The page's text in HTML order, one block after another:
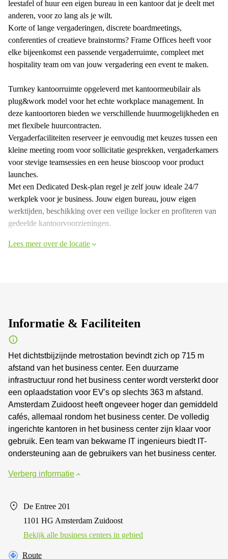
leestafel of huur een eigen bureau in een kantoor dat je deelt met
anderen, voor zo lang als je wilt.
Korte of lange vergaderingen, discrete boardmeetings,
conferenties of creatieve brainstorms? Frame Offices heeft voor
elke bijeenkomst een passende vergaderruimte, compleet met
hospitality team om van jouw vergadering een event te maken.
Turnkey kantoorruimte opgeleverd met kantoormeubilair als
plug&work model voor het echte workplace management. In
deze kantoortoren bieden we verschillende huurmogelijkheden en
met flexibele huurcontracten.
Vergaderfaciliteiten reserveer je eenvoudig met keuzes tussen een
kleine meeting room voor sollicitatie gesprekken, vergaderkamers
voor stevige teamsessies en een heuse bioscoop voor product
launches.
Met een Dedicated Desk-plan regel je zelf jouw ideale 24/7
werkplek voor je business. Jouw eigen bureau, jouw eigen
werktijden, beschikking over een veilige locker en profiteren van
gedeelde kantoorvoorzieningen.
Lees meer over de locatie
Informatie & Faciliteiten
Het dichtstbijzijnde metrostation bevindt zich op 715 m
afstand van het business center. Een duurzame
infrastructuur rond het business center wordt versterkt door
een oplaadstation voor EV's op slechts 363 m afstand.
Amsterdam Zuidoost heeft ongeveer hoger dan gemiddeld
cafés, allemaal rondom het business center. De volledig
ingerichte kantoren in het business center zijn klaar voor
gebruik. Een team van bekwame IT ingenieurs biedt IT-
ondersteuning aan de gebruikers van het business center.
Verberg informatie
De Entree 201
1101 HG Amsterdam Zuidoost
Bekijk alle business centers in gebied
Route